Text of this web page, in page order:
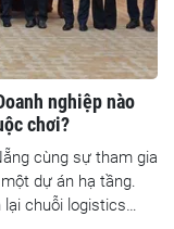
nghiệp nào
chơi?
cùng sự tham gia
dự án hạ tầng.
chuỗi logistics